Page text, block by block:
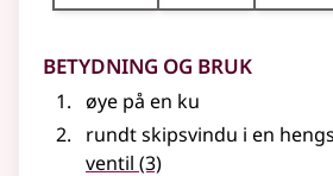
Betydning og bruk
øye på en ku
rundt skipsvindu i en
ventil (3)